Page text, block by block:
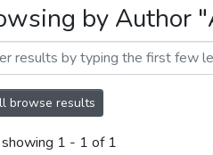
by Author
browse results
1 - 1 of 1